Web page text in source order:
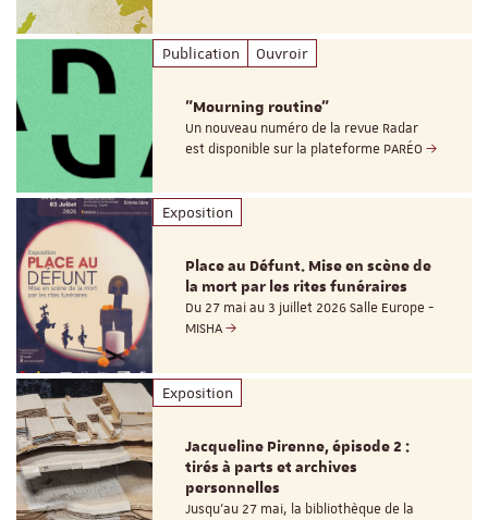
Publication Ouvroir
"Mourning routine"
Un nouveau numéro de la revue Radar
est disponible sur la plateforme PARÉO
Exposition
Place au Défunt. Mise en scène de
la mort par les rites funéraires
Du 27 mai au 3 juillet 2026 Salle Europe -
MISHA
Exposition
Jacqueline Pirenne, épisode 2 :
tirés à parts et archives
personnelles
Jusqu’au 27 mai, la bibliothèque de la